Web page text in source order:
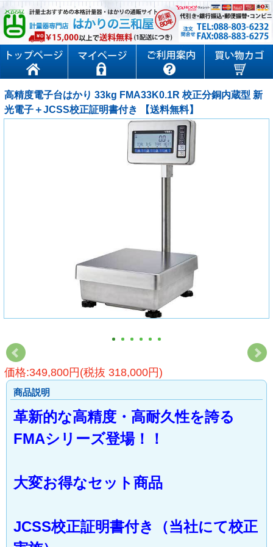
高精度電子台はかり 33kg FMA33K0.1R 校正分銅内蔵型 新
光電子＋JCSS校正証明書付き 【送料無料】
価格:349,800円(税抜 318,000円)
商品説明
革新的な高精度・高耐久性を誇る
FMAシリーズ登場！！
大変お得なセット商品
JCSS校正証明書付き（当社にて校正